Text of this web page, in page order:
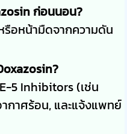
ก่อนนอน?
รือหน้ามืดจากความดัน
5 Inhibitors (เช่น
กาศร้อน, และแจ้งแพทย์